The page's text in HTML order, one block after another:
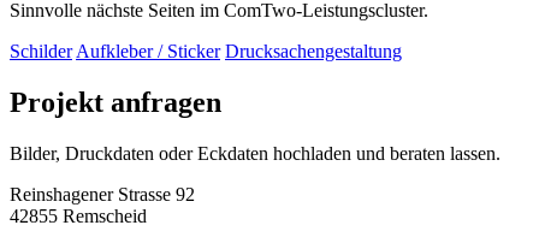
Sinnvolle nächste Seiten im ComTwo-Leistungscluster.
Schilder Aufkleber / Sticker Drucksachengestaltung
Projekt anfragen
Bilder, Druckdaten oder Eckdaten hochladen und beraten lassen.
Reinshagener Strasse 92
42855 Remscheid